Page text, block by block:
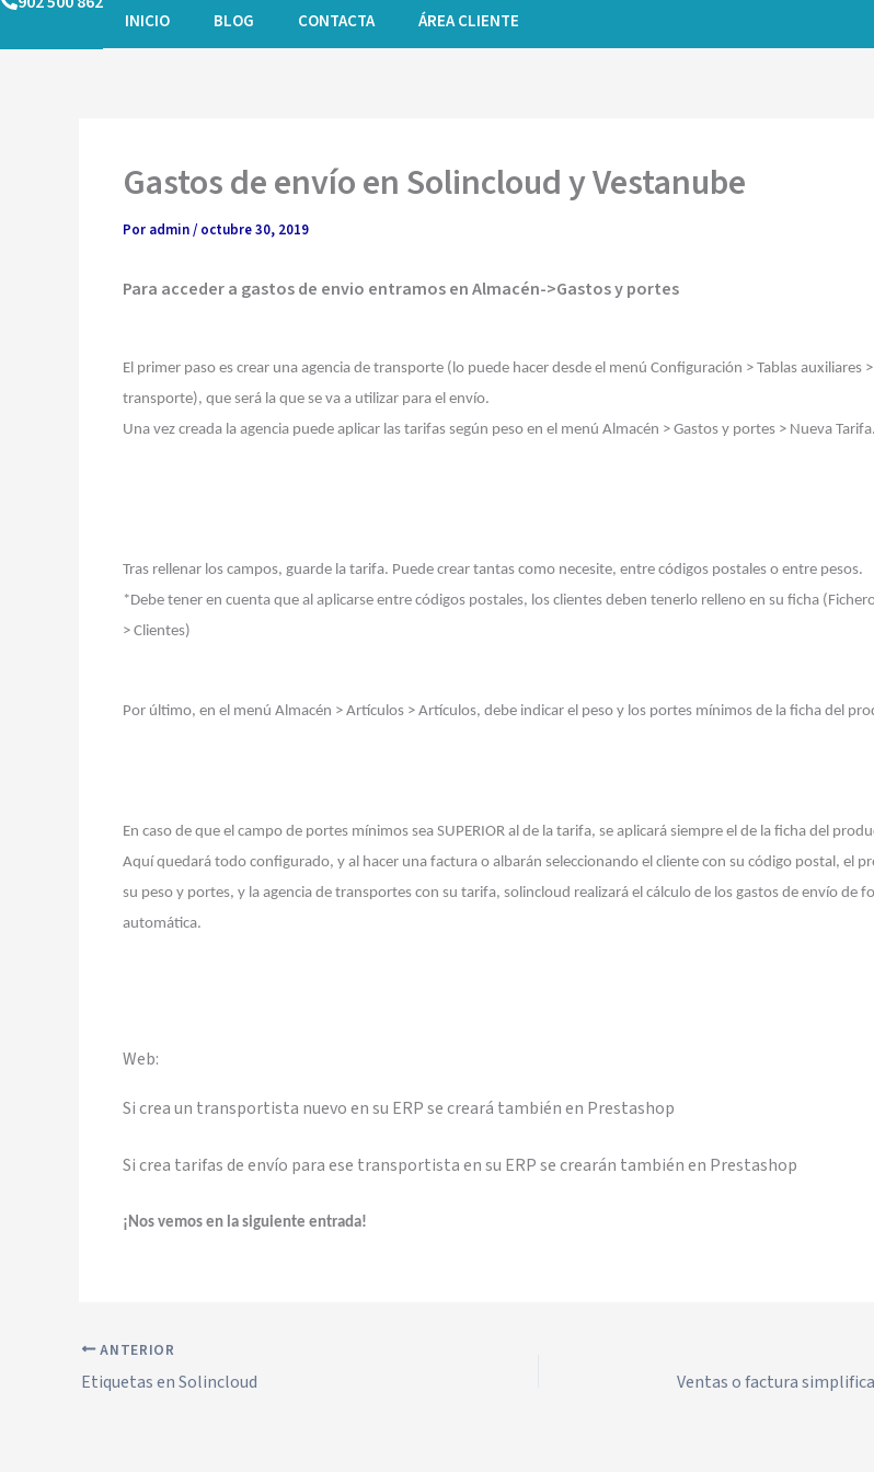
Ir
INICIO BLOG CONTACTA ÁREA CLIENTE
Gastos de envío en Solincloud y Vestanube
Por admin/ octubre 30, 2019
Para acceder a gastos de envio entramos en Almacén->Gastos y portes
El primer paso es crear una agencia de transporte (lo puede hacer desde el menú Configuración > Tablas auxiliares
transporte), que será la que se va a utilizar para el envío.
Una vez creada la agencia puede aplicar las tarifas según peso en el menú Almacén > Gastos y portes > Nueva Tarifa.
Tras rellenar los campos, guarde la tarifa. Puede crear tantas como necesite, entre códigos postales o entre pesos.
*Debe tener en cuenta que al aplicarse entre códigos postales, los clientes deben tenerlo relleno en su ficha
> Clientes)
Por último, en el menú Almacén > Artículos > Artículos, debe indicar el peso y los portes mínimos de la ficha del
En caso de que el campo de portes mínimos sea SUPERIOR al de la tarifa, se aplicará siempre el de la ficha del
Aquí quedará todo configurado, y al hacer una factura o albarán seleccionando el cliente con su código postal, el
su peso y portes, y la agencia de transportes con su tarifa, solincloud realizará el cálculo de los gastos de envío de
automática.
Web:
Si crea un transportista nuevo en su ERP se creará también en Prestashop
Si crea tarifas de envío para ese transportista en su ERP se crearán también en Prestashop
¡Nos vemos en la siguiente entrada!
ANTERIOR
Etiquetas en Solincloud Ventas o factura